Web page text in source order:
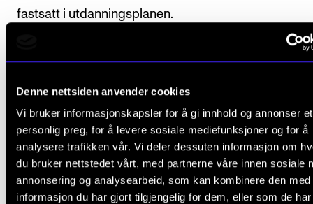
Denne nettsiden anvender cookies
Vi bruker informasjonskapsler for å gi innhold og annonser et
personlig preg, for å levere sosiale mediefunksjoner og for å
analysere trafikken vår. Vi deler dessuten informasjon om
du bruker nettstedet vårt, med partnerne våre innen sosiale
annonsering og analysearbeid, som kan kombinere den med
informasjon du har gjort tilgjengelig for dem, eller som de
fastsatt i utdanningsplanen.
Det arrangeres utviklingssamtaler mellom student
med og progresjon i emnet følges opp. Se mer
informasjon under overskriften Organisering i den
generelle delen av studieplanen.
For oversikt over forventet studieprogresjon, se
”Organisering” under beskrivelsen av det enkelte